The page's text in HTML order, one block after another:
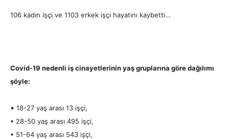
106 kadın işçi ve 1103 erkek işçi hayatını kaybetti…
Covid-19 nedenli iş cinayetlerinin yaş gruplarına göre dağılımı
şöyle:
• 18-27 yaş arası 13 işçi,
• 28-50 yaş arası 495 işçi,
• 51-64 yaş arası 543 işçi,